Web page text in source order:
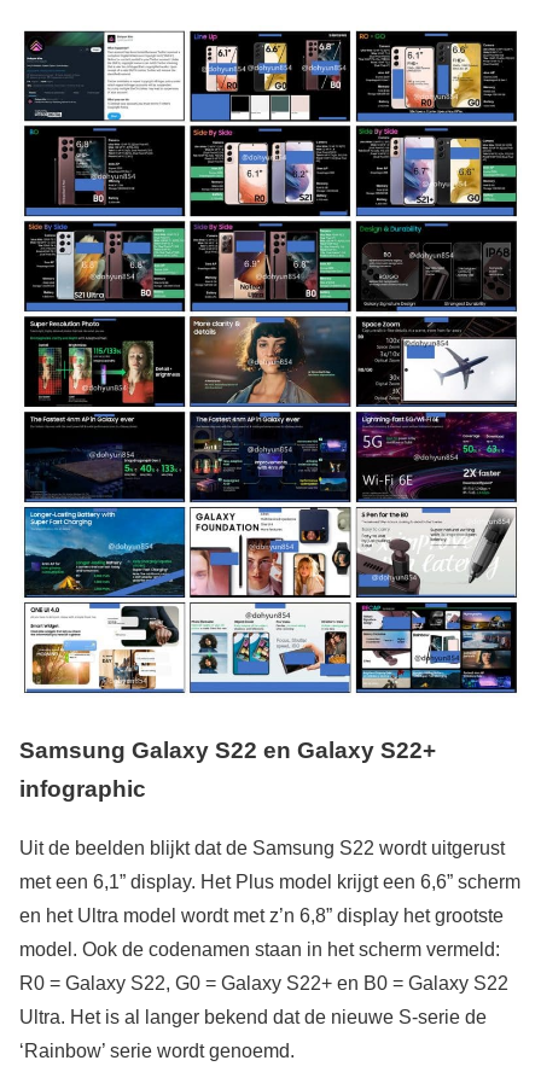
Samsung Galaxy S22 en Galaxy S22+
infographic
Uit de beelden blijkt dat de Samsung S22 wordt uitgerust
met een 6,1” display. Het Plus model krijgt een 6,6” scherm
en het Ultra model wordt met z’n 6,8” display het grootste
model. Ook de codenamen staan in het scherm vermeld:
R0 = Galaxy S22, G0 = Galaxy S22+ en B0 = Galaxy S22
Ultra. Het is al langer bekend dat de nieuwe S-serie de
‘Rainbow’ serie wordt genoemd.